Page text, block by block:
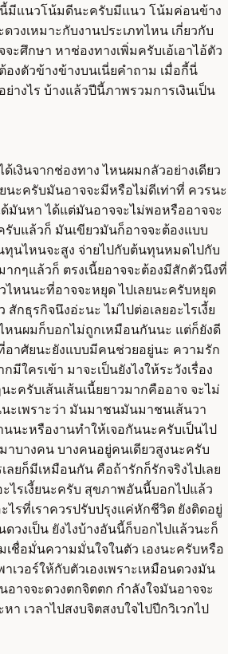
นี้มีแนวโน้มดีนะครับมีแนว โน้มค่อนข้าง
วงเหมาะกับงานประเภทไหน เกี่ยวกับ
จะศึกษา หาช่องทางเพิ่มครับเอ้เอาไอ้ตัว
งตัวข้างข้างบนเนี่ยคำถาม เมื่อกี้นี่
างไร บ้างแล้วปีนี้ภาพรวมการเงินเป็น
เงินจากช่องทาง ไหนผมกลัวอย่างเดียว
นะครับมันอาจจะมีหรือไม่ดีเท่าที่ ควรนะ
มันหา ได้แต่มันอาจจะไม่พอหรืออาจจะ
บแล้วก็ มันเขียวมันก็อาจจะต้องแบบ
ทุนไหนจะสูง จ่ายไปกับต้นทุนหมดไปกับ
ากๆแล้วก็ ตรงเนี้ยอาจจะต้องมีสักตัวนึงที่
ไหนนะที่อาจจะหยุด ไปเลยนะครับหยุด
สักธุรกิจนึงอ่ะนะ ไม่ไปต่อเลยอะไรเงี้ย
หนผมก็บอกไม่ถูกเหมือนกันนะ แต่ก็ยังดี
อาศัยนะยังแบบมีคนช่วยอยู่นะ ความรัก
ใครเข้า มาจะเป็นยังไงให้ระวังเรื่อง
ะครับเส้นเส้นเนี้ยยาวมากคืออาจ จะไม่
ะเพราะว่า มันมาชนมันมาชนเส้นวา
นนะหรืองานทำให้เจอกันนะครับเป็นไป
าบางคน บางคนอยู่คนเดียวสูงนะครับ
ลยก็มีเหมือนกัน คือถ้ารักก็รักจริงไปเลย
ะไรเงี้ยนะครับ สุขภาพอันนี้บอกไปแล้ว
ไรที่เราควรปรับปรุงแค่หักชีวิต ยังติดอยู่
วงเป็น ยังไงบ้างอันนี้ก็บอกไปแล้วนะก็
ชื่อมั่นความมั่นใจในตัว เองนะครับหรือ
เวอร์ให้กับตัวเองเพราะเหมือนดวงมัน
าจจะดวงตกจิตตก กำลังใจมันอาจจะ
า เวลาไปสงบจิตสงบใจไปปีกวิเวกไป